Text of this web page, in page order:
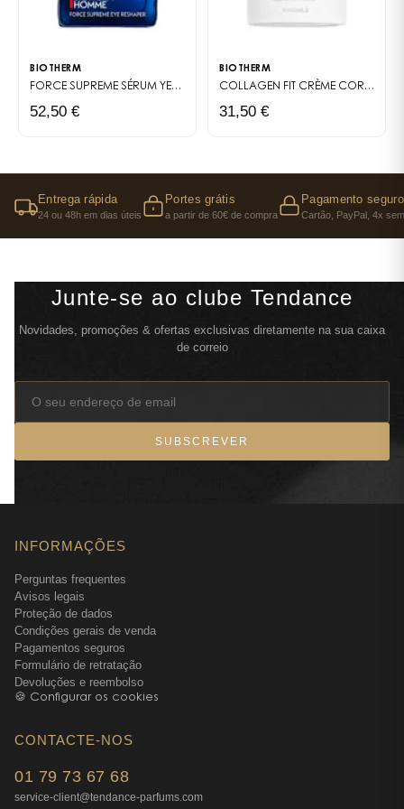
BIOTHERM
FORCE SUPREME SÉRUM YEUX ANTI-ÂGE POUR HOMME
52,50 €
BIOTHERM
COLLAGEN FIT CRÈME CORPS HYDRATANTE ET RAFFERMISSANTE
31,50 €
Entrega rápida
24 ou 48h em dias úteis
Portes grátis
a partir de 60€ de compra
Pagamento seguro
Cartão, PayPal, 4x
Junte-se ao clube Tendance
Novidades, promoções & ofertas exclusivas diretamente na sua caixa
de correio
SUBSCREVER
INFORMAÇÕES
Perguntas frequentes
Avisos legais
Proteção de dados
Condições gerais de venda
Pagamentos seguros
Formulário de retratação
Devoluções e reembolso
🍪 Configurar os cookies
CONTACTE-NOS
01 79 73 67 68
service-client@tendance-parfums.com